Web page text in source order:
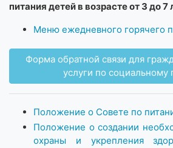
питания детей в возрасте от 3 до 7
Меню ежедневного горячего
Форма обратной связи для
услуги по социальному
Положение о Совете по
Положение о создании
охраны и укрепления